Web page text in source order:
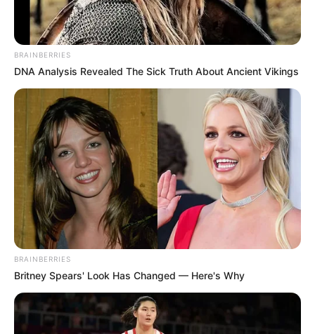
(foto: imdb)
Suatu hari, ia mendapatkan sebuah misi baru dengan target yang
berada di Paris. Ia harus melaksanakan pembunuhan ini dengan
sangat baik karena ia tidak memiliki back-up. Anna harus bisa
melakukan semuanya sendirian.
Model cantik Sasha Luss terpilih menjadi tokoh utama untuk film
Sasha Luss dalam dunia film. Selain itu, film ini juga dibintangi
oleh Helen Mirren,Luke Evans,Cillian Murphy
dan Alexander Petrov.
BRAINBERRIES
DNA Analysis Revealed The Sick Truth About Ancient Vikings
BRAINBERRIES
Britney Spears' Look Has Changed — Here's Why